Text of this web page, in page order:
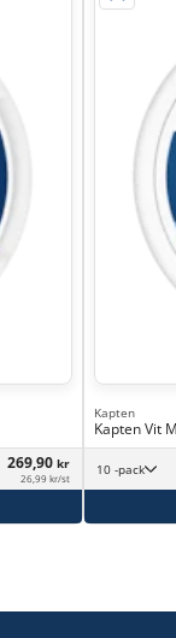
269,90 kr
26,99 kr/st
Kapten
Kapten Vit
10 -pack